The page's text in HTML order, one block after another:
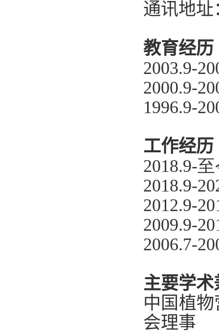
通讯地
教育经历
2003.9-
2000.9-
1996.9-
工作经历
2018.9-
2018.9-
2012.9-
2009.9-
2006.7-
主要学术
中国植
会理事